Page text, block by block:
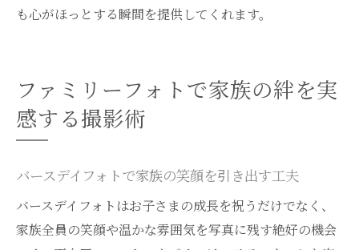
も心がほっとする瞬間を提供してくれます。
ファミリーフォトで家族の絆を実
感する撮影術
バースデイフォトで家族の笑顔を引き出す工夫
バースデイフォトはお子さまの成長を祝うだけでなく、
家族全員の笑顔や温かな雰囲気を写真に残す絶好の機会